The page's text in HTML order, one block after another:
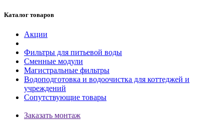
Каталог товаров
Акции
Фильтры для питьевой воды
Сменные модули
Магистральные фильтры
Водоподготовка и водоочистка для коттеджей и
учреждений
Сопутствующие товары
Заказать монтаж